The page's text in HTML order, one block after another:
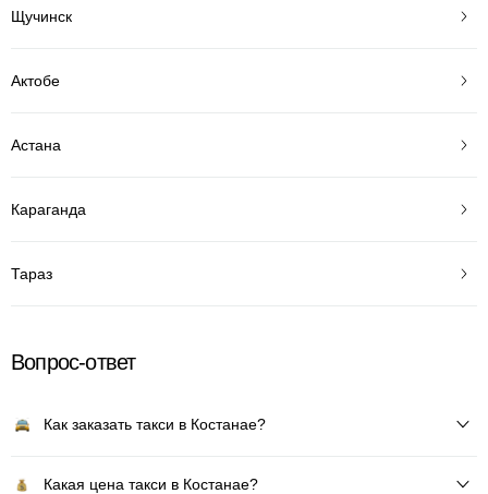
Щучинск
Актобе
Астана
Караганда
Тараз
Вопрос-ответ
Как заказать такси в Костанае?
Какая цена такси в Костанае?